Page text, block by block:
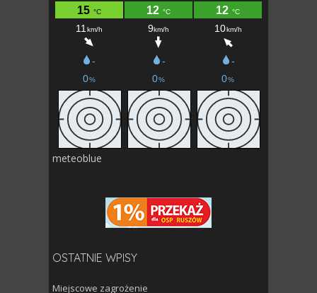
meteoblue
OSTATNIE WPISY
Miejscowe zagrożenie